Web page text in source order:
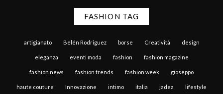
FASHION TAG
artigianato Belén Rodriguez borse Creatività design
eleganza eventi moda fashion fashion magazine
fashion news fashion trends fashion week gioseppo
haute couture Innovazione intimo italia jadea lifestyle